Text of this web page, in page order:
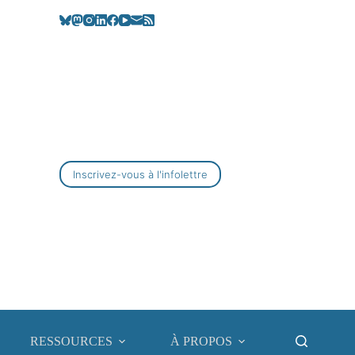
Inscrivez-vous à l'infolettre
RESSOURCES À PROPOS